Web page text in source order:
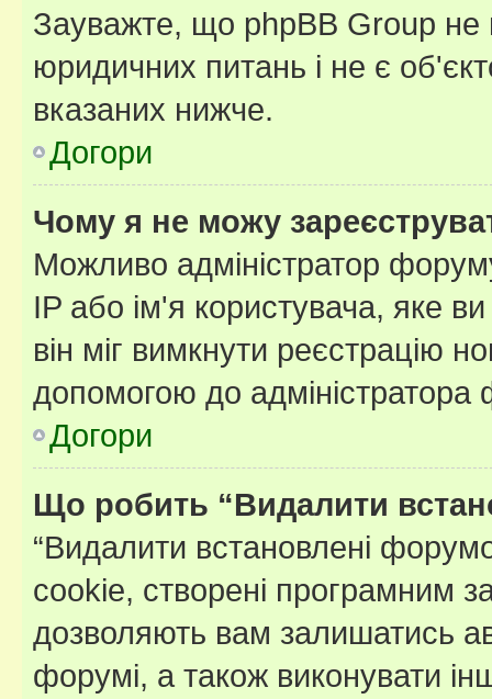
Зауважте, що phpBB Group не
юридичних питань і не є
вказаних нижче.
Догори
Чому я не можу
Можливо адміністратор
IP або ім'я користувача, яке
він міг вимкнути реєстрацію
допомогою до адміністратора
Догори
Що робить “Видалити
“Видалити встановлені
cookie, створені програмним
дозволяють вам залишатись
форумі, а також виконувати